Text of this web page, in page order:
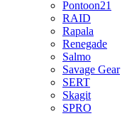
Pontoon21
RAID
Rapala
Renegade
Salmo
Savage Gear
SERT
Skagit
SPRO